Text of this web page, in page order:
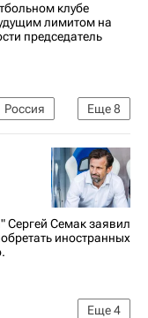
клубе
лимитом на
председатель
Еще8
Россия
Сергей Семак заявил
иностранных
Еще4